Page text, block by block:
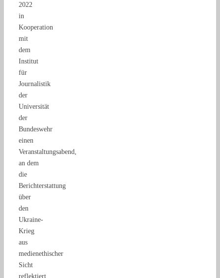
2022
in
Kooperation
mit
dem
Institut
für
Journalistik
der
Universität
der
Bundeswehr
einen
Veranstaltungsabend,
an dem
die
Berichterstattung
über
den
Ukraine-
Krieg
aus
medienethischer
Sicht
reflektiert